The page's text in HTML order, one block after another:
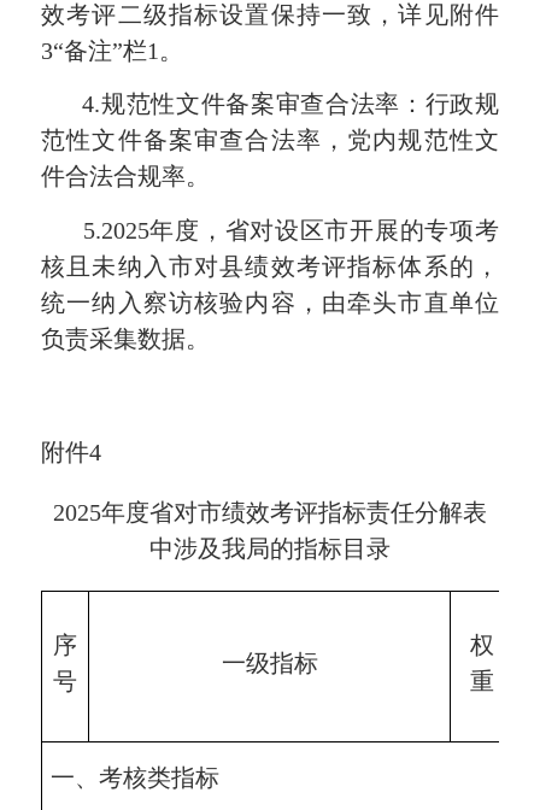
效考评二级指标设置保持一致，详见附件
3“备注”栏1 。
4.规范性文件备案审查合法率 ：行政规
范性文件备案审查合法率 ， 党内规范性文
件合法合规率。
5.2025年度， 省对设区市开展的专项考
核且未纳入市对县绩效考评指标体系的，
统一纳入察访核验内容，由牵头市直单位
负责采集数据。
附件4
2025年度省对市绩效考评指标责任分解表
中涉及我局的指标目录
序
号
一级指标
权
重
一、考核类指标